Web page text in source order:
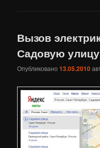
Вызов
Садовую улицу
Опубликовано13.05.2010